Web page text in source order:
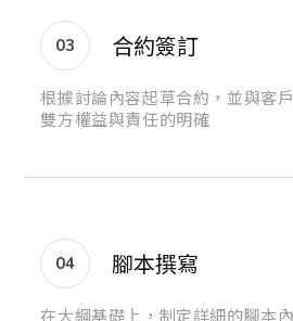
03 合約簽訂
根據討論內容起草合約，並與客
雙方權益與責任的明確
04 腳本撰寫
在大綱基礎上，制定詳細的腳本